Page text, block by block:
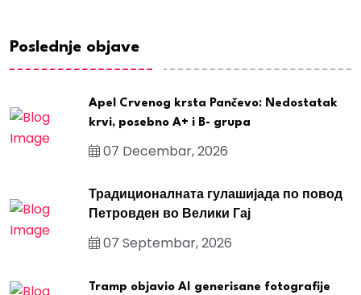
Poslednje objave
Apel Crvenog krsta Pančevo: Nedostatak
krvi, posebno A+ i B- grupa
07 Decembar, 2026
Традиционалната гулашијада по повод
Петровден во Велики Гај
07 Septembar, 2026
Tramp objavio AI generisane fotografije